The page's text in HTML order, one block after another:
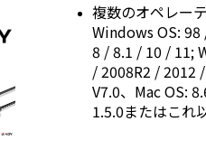
複数のオペレー
Windows OS:
8 / 8.1 / 10 / 11;
/ 2008R2 / 2012
V7.0、Mac OS:
1.5.0またはこれ